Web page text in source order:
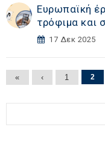
Ευρωπαϊκή
τρόφιμα και
17 Δεκ 2025
Σελίδες
« ‹ 1 2